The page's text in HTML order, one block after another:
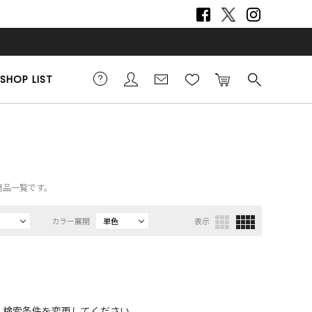
SHOP LIST
一覧です。
カラー展開 単色 表示